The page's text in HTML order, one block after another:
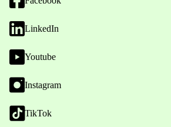
LinkedIn
Youtube
Instagram
TikTok